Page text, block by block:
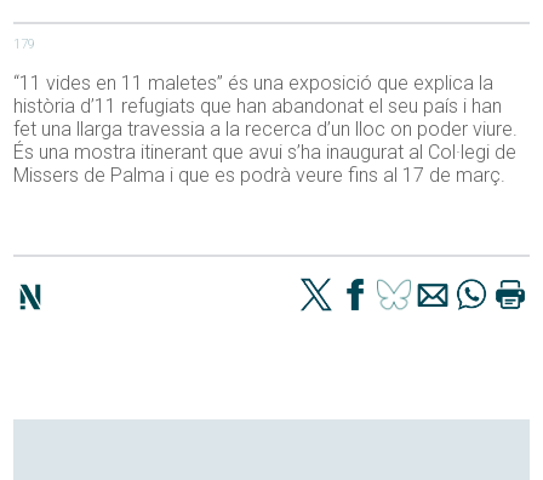
179
“11 vides en 11 maletes” és una exposició que explica la
història d’11 refugiats que han abandonat el seu país i han
fet una llarga travessia a la recerca d’un lloc on poder viure.
És una mostra itinerant que avui s’ha inaugurat al Col·legi de
Missers de Palma i que es podrà veure fins al 17 de març.